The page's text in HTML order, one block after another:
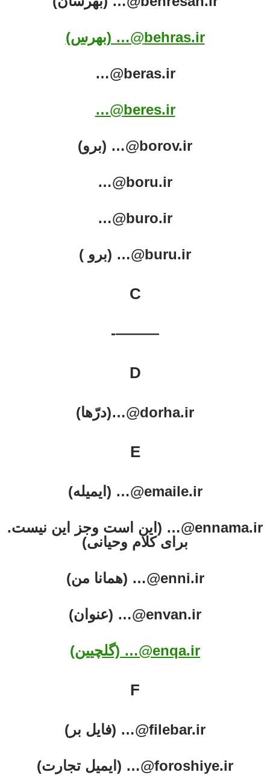
behras.ir@… (بهرس)
beras.ir@…
beres.ir@…
borov.ir@… (برو)
boru.ir@…
buro.ir@…
buru.ir@… (برو )
C
———-
D
dorha.ir@…(درّها)
E
emaile.ir@… (ایمیله)
ennama.ir@… (این است وجز این نیست.
برای کلام وحیانی)
enni.ir@… (همانا من)
envan.ir@… (عنوان)
enqa.ir@… (گلچیین)
F
filebar.ir@… (فایل بر)
foroshiye.ir@… (ایمیل تجارت)